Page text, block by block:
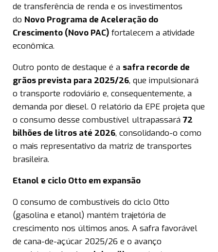
de transferência de renda e os investimentos
do Novo Programa de Aceleração do
Crescimento (Novo PAC) fortalecem a atividade
econômica.
Outro ponto de destaque é a safra recorde de
grãos prevista para 2025/26, que impulsionará
o transporte rodoviário e, consequentemente, a
demanda por diesel. O relatório da EPE projeta que
o consumo desse combustível ultrapassará 72
bilhões de litros até 2026, consolidando-o como
o mais representativo da matriz de transportes
brasileira.
Etanol e ciclo Otto em expansão
O consumo de combustíveis do ciclo Otto
(gasolina e etanol) mantém trajetória de
crescimento nos últimos anos. A safra favorável
de cana-de-açúcar 2025/26 e o avanço